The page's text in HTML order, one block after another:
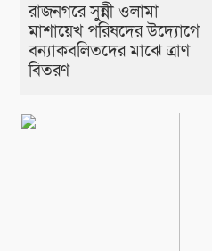
রাজনগরে সুন্নী ওলামা
মাশায়েখ পরিষদের উদ্যোগে
বন্যাকবলিতদের মাঝে ত্রাণ
বিতরণ